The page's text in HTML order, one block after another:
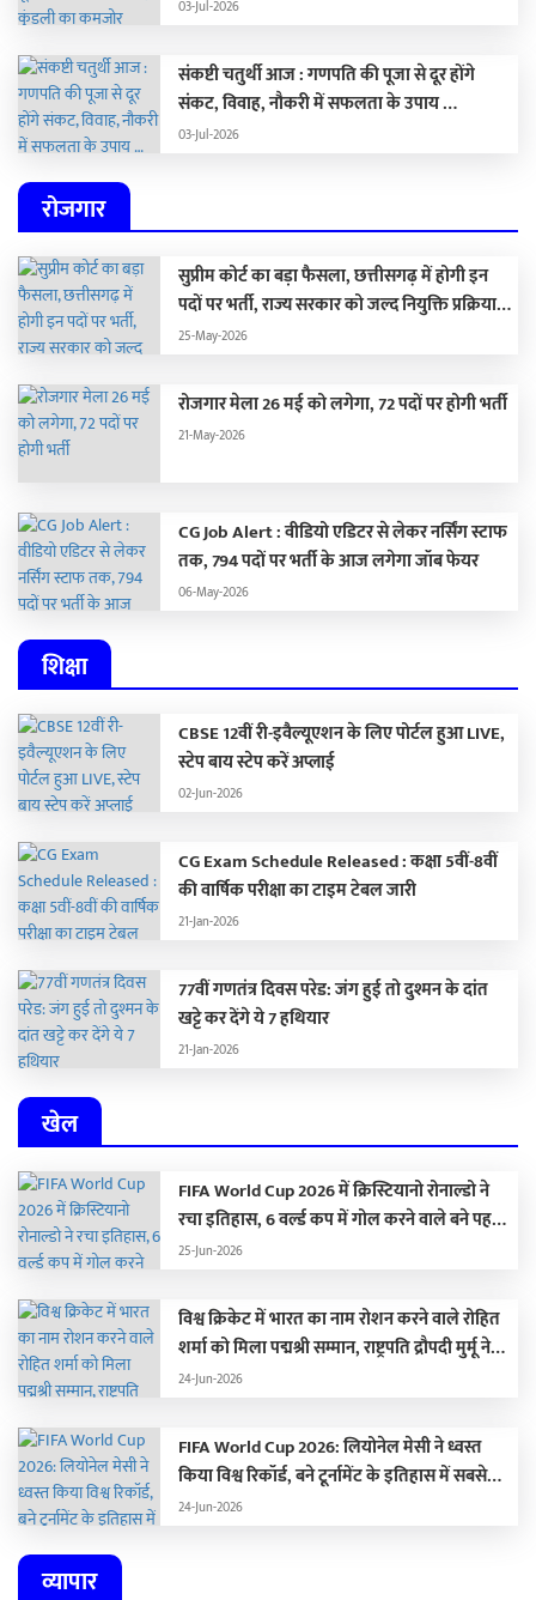
03-Jul-2026
संकष्टी चतुर्थी आज : गणपति की पूजा से दूर होंगे
संकट, विवाह, नौकरी में सफलता के उपाय …
03-Jul-2026
रोजगार
सुप्रीम कोर्ट का बड़ा फैसला, छत्तीसगढ़ में होगी इन
पदों पर भर्ती, राज्य सरकार को जल्द नियुक्ति प्रक्रिया
पूरा करने के दिए निर्देश…
25-May-2026
रोजगार मेला 26 मई को लगेगा, 72 पदों पर होगी भर्ती
21-May-2026
CG Job Alert : वीडियो एडिटर से लेकर नर्सिंग स्टाफ
तक, 794 पदों पर भर्ती के आज लगेगा जॉब फेयर
06-May-2026
शिक्षा
CBSE 12वीं री-इवैल्यूएशन के लिए पोर्टल हुआ LIVE,
स्टेप बाय स्टेप करें अप्लाई
02-Jun-2026
CG Exam Schedule Released : कक्षा 5वीं-8वीं
की वार्षिक परीक्षा का टाइम टेबल जारी
21-Jan-2026
77वीं गणतंत्र दिवस परेड: जंग हुई तो दुश्मन के दांत
खट्टे कर देंगे ये 7 हथियार
21-Jan-2026
खेल
FIFA World Cup 2026 में क्रिस्टियानो रोनाल्डो ने
रचा इतिहास, 6 वर्ल्ड कप में गोल करने वाले बने पहले
खिलाड़ी, आलोचकों को यूं किया शांत
25-Jun-2026
विश्व क्रिकेट में भारत का नाम रोशन करने वाले रोहित
शर्मा को मिला पद्मश्री सम्मान, राष्ट्रपति द्रौपदी मुर्मू ने
किया सम्मानित
24-Jun-2026
FIFA World Cup 2026: लियोनेल मेसी ने ध्वस्त
किया विश्व रिकॉर्ड, बने टूर्नामेंट के इतिहास में सबसे
ज्यादा गोल करने वाले खिलाड़ी
24-Jun-2026
व्यापार